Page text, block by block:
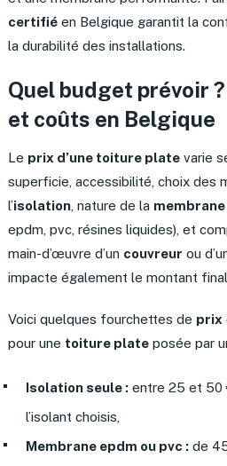
certifiéen Belgique garantit la
la durabilité des installations.
Quel budget prévoir
et coûts en Belgique
Le prix d’une toiture platevarie
superficie, accessibilité, choix des
l’isolation, nature de la
epdm, pvc, résines liquides), et
main-d’œuvre d’un couvreur ou
impacte également le montant
Voici quelques fourchettes de prix
pour une toiture plateposée par
Isolation seule :entre 25 et 50
l’isolant choisis,
Membrane epdm ou pvc :de 45